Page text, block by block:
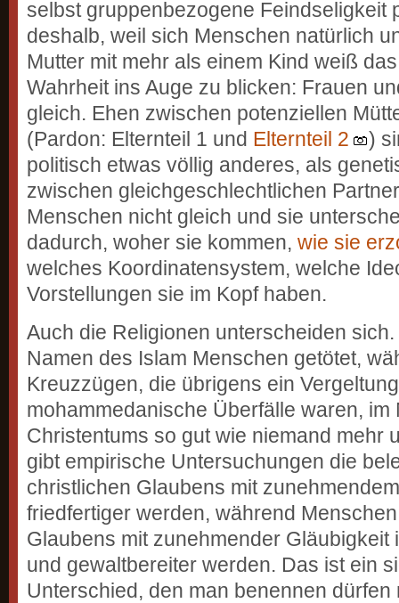
selbst gruppenbezogene Feindseligkeit
deshalb, weil sich Menschen natürlich
Mutter mit mehr als einem Kind weiß
Wahrheit ins Auge zu blicken: Frauen
gleich. Ehen zwischen potenziellen
(Pardon: Elternteil 1 und Elternteil 2
)
politisch etwas völlig anderes, als
zwischen gleichgeschlechtlichen
Menschen nicht gleich und sie
dadurch, woher sie kommen, wie sie
welches Koordinatensystem, welche
Vorstellungen sie im Kopf haben.
Auch die Religionen unterscheiden
Namen des Islam Menschen getötet,
Kreuzzügen, die übrigens ein
mohammedanische Überfälle waren, im
Christentums so gut wie niemand mehr
gibt empirische Untersuchungen die
christlichen Glaubens mit
friedfertiger werden, während
Glaubens mit zunehmender Gläubigkeit
und gewaltbereiter werden. Das ist ein
Unterschied, den man benennen